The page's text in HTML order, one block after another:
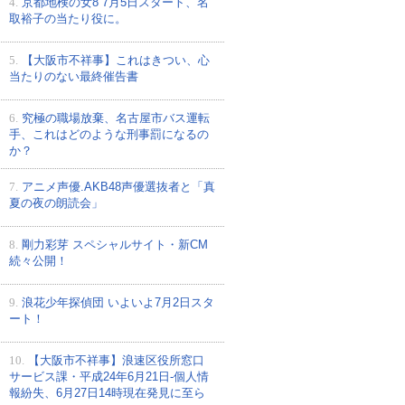
取裕子の当たり役に。
5.
【大阪市不祥事】これはきつい、心
当たりのない最終催告書
6. 究極の職場放棄、名古屋市バス運転
手、これはどのような刑事罰になるの
か？
7. アニメ声優.AKB48声優選抜者と「真
夏の夜の朗読会」
8. 剛力彩芽 スペシャルサイト・新CM
続々公開！
9. 浪花少年探偵団 いよいよ7月2日スタ
ート！
10.
【大阪市不祥事】浪速区役所窓口
サービス課・平成24年6月21日-個人情
報紛失、6月27日14時現在発見に至ら